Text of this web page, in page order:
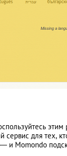
сервис для тех,
и Momondo